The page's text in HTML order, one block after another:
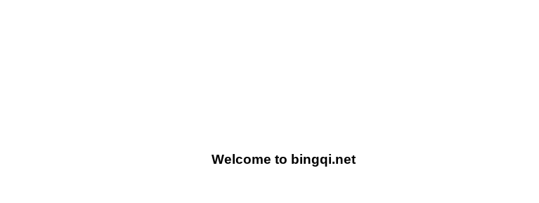
Welcome to bingqi.net